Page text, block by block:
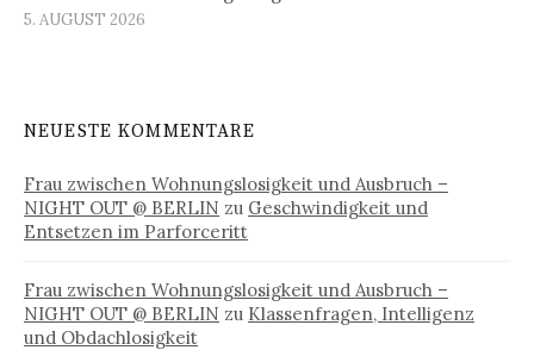
5. AUGUST 2026
NEUESTE KOMMENTARE
Frau zwischen Wohnungslosigkeit und Ausbruch –
NIGHT OUT @ BERLIN zu Geschwindigkeit und
Entsetzen im Parforceritt
Frau zwischen Wohnungslosigkeit und Ausbruch –
NIGHT OUT @ BERLIN zu Klassenfragen, Intelligenz
und Obdachlosigkeit